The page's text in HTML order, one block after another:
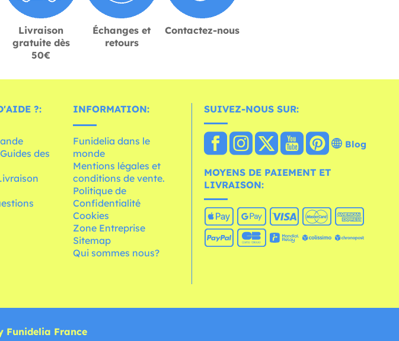
Livraison
gratuite dès
50€
Échanges et
retours
Contactez-nous
?:
des
INFORMATION:
Funidelia dans le
monde
Mentions légales et
conditions de vente.
Politique de
Confidentialité
Cookies
Zone Entreprise
Sitemap
Qui sommes nous?
SUIVEZ-NOUS SUR:
Blog
MOYENS DE PAIEMENT ET
LIVRAISON:
Funidelia France